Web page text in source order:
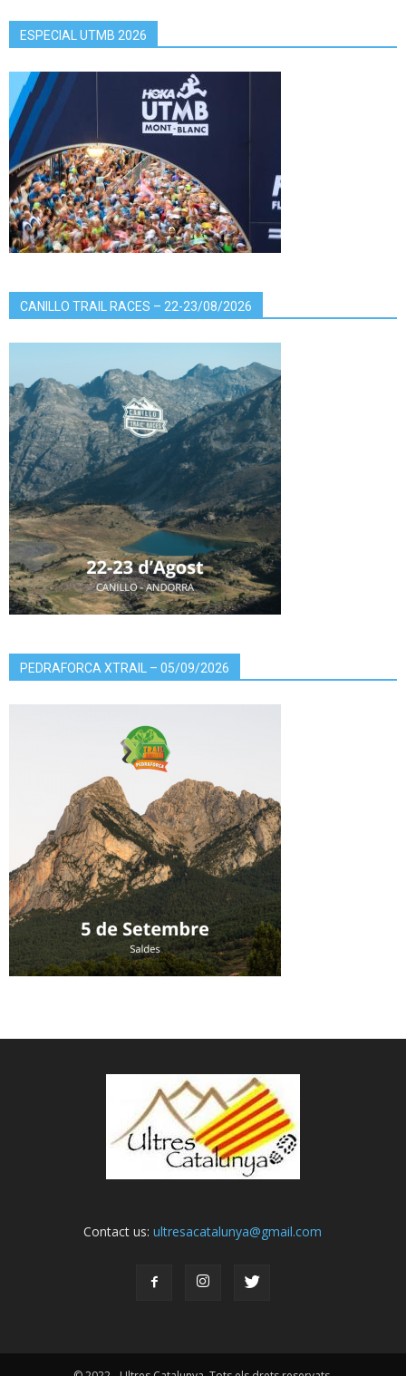
ESPECIAL UTMB 2026
CANILLO TRAIL RACES – 22-23/08/2026
PEDRAFORCA XTRAIL – 05/09/2026
Contact us:ultresacatalunya@gmail.com